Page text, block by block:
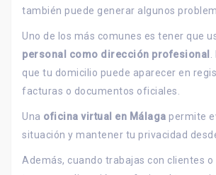
también puede generar algunos
Uno de los más comunes es tener que
personal como dirección profesional .
que tu domicilio puede aparecer en
facturas o documentos oficiales.
Una oficina virtual en Málaga permite
situación y mantener tu privacidad
Además, cuando trabajas con clientes o